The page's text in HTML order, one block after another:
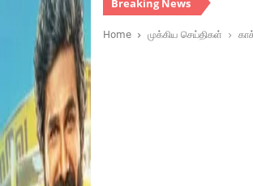
Breaking News
Home முக்கிய செய்திகள்